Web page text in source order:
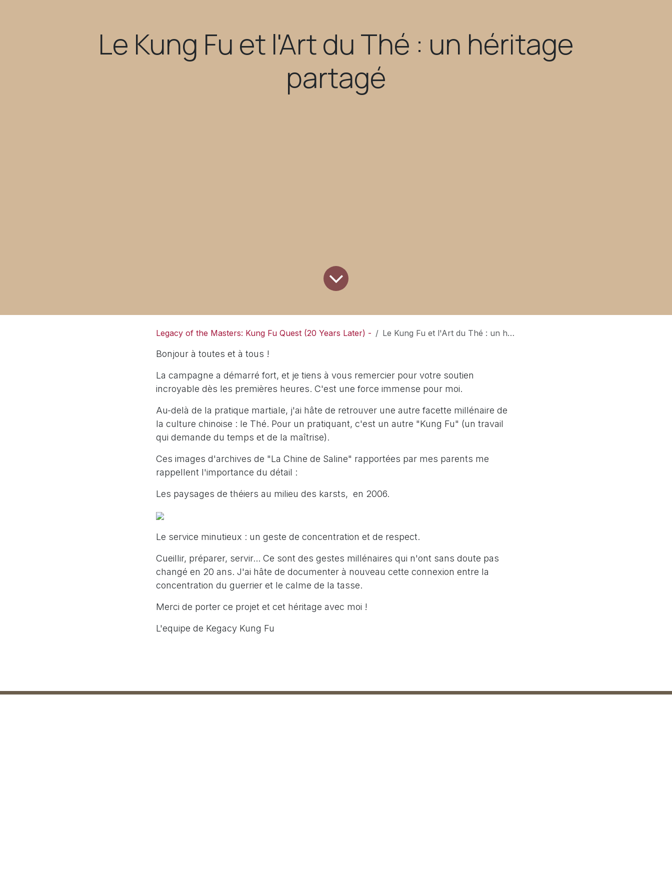
Le Kung Fu et l'Art du Thé : un héritage
partagé
Legacy of the Masters: Kung Fu Quest (20 Years Later) - Le Kung Fu et l'Art du Thé : un héritage partagé
Bonjour à toutes et à tous !
La campagne a démarré fort, et je tiens à vous remercier pour votre soutien
incroyable dès les premières heures. C'est une force immense pour moi.
Au-delà de la pratique martiale, j'ai hâte de retrouver une autre facette millénaire de
la culture chinoise : le Thé. Pour un pratiquant, c'est un autre "Kung Fu" (un travail
qui demande du temps et de la maîtrise).
Ces images d'archives de "La Chine de Saline" rapportées par mes parents me
rappellent l'importance du détail :
Les paysages de théiers au milieu des karsts, en 2006.
Le service minutieux : un geste de concentration et de respect.
Cueillir, préparer, servir... Ce sont des gestes millénaires qui n'ont sans doute pas
changé en 20 ans. J'ai hâte de documenter à nouveau cette connexion entre la
concentration du guerrier et le calme de la tasse.
Merci de porter ce projet et cet héritage avec moi !
L'equipe de Kegacy Kung Fu